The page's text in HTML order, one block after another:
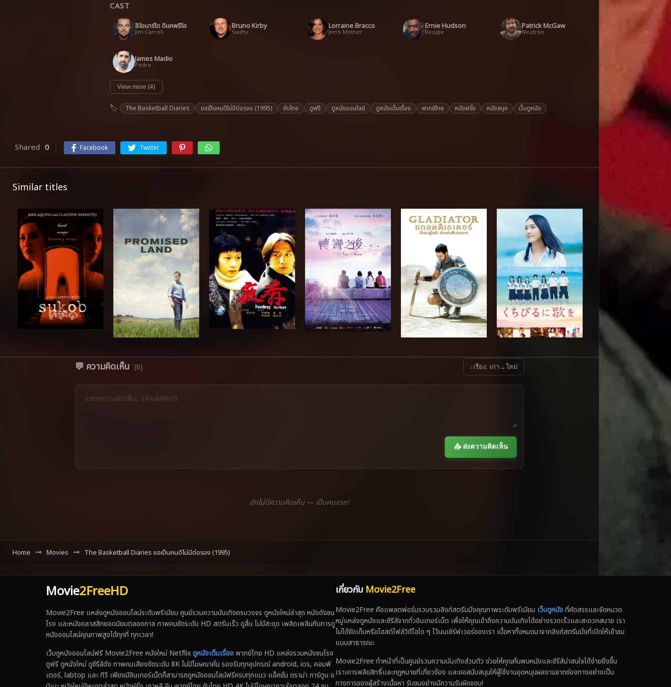
CAST
ลีโอนาร์โด ดิแคพรีโอ
Jim Carroll
Bruno Kirby
Swifty
Lorraine Bracco
Jim's Mother
Ernie Hudson
Reggie
Patrick McGaw
Neutron
James Madio
Pedro
View more (4)
The Basketball Diaries ขอเป็นคนดีไม่มีต่อรอง (1995) ซับไทย ดูฟรี ดูหนังออนไลน์ ดูหนังเต็มเรื่อง พากย์ไทย หนังฝรั่ง หนังสนุก เว็บดูหนัง
Shared 0 Facebook Twitter
Similar titles
💬 ความคิดเห็น (0) ↕ เรียง: เก่า→ใหม่
📤 ส่งความคิดเห็น
ยังไม่มีความคิดเห็น — เป็นคนแรก!
Home Movies The Basketball Diaries ขอเป็นคนดีไม่มีต่อรอง (1995)
Movie2FreeHD
Movie2Free แหล่งดูหนังออนไลน์ระดับพรีเมียม ศูนย์รวมความบันเทิงครบวงจร ดูหนังใหม่ล่าสุด หนังดังชน
โรง และหนังคลาสสิกยอดนิยมตลอดกาล ภาพคมชัดระดับ HD สตรีมเร็ว ดูลื่น ไม่มีสะดุด เพลิดเพลินกับการดู
หนังออนไลน์คุณภาพสูงได้ทุกที่ ทุกเวลา!
เว็บดูหนังออนไลน์ฟรี Movie2Free หนังใหม่ Netflixดูหนังเต็มเรื่องพากย์ไทย HD แหล่งรวมหนังชนโรง
ดูฟรี ดูหนังใหม่ ดูซีรีส์ดัง ภาพคมเสียงชัดระดับ 8K ไม่มีโฆษณาคั่น รองรับทุกอุปกรณ์ android, ios, คอมพิ
เตอร์, labtop และ ทีวี เพียงมีอินเทอร์เน็ตก็สามารถดูหนังออนไลน์ฟรีครบทุกแนว แอ็คชั่น ดราม่า การ์ตูน อ
เกี่ยวกับ Movie2Free
Movie2Free คือแพลตฟอร์มรวบรวมลิงก์สตรีมมิ่งคุณภาพระดับพรีเมียม เว็บดูหนังที่คัดสรรและจัดหมวด
หมู่แหล่งดูหนังและซีรีส์จากทั่วอินเทอร์เน็ต เพื่อให้คุณเข้าถึงความบันเทิงได้อย่างรวดเร็วและสะดวกสบาย เรา
ไม่ได้จัดเก็บหรือโฮสต์ไฟล์วิดีโอใด ๆ ไว้บนเซิร์ฟเวอร์ของเรา เนื้อหาทั้งหมดมาจากลิงก์สตรีมมิ่งที่เปิดให้เข้าชม
แบบสาธารณะ
Movie2Free ทำหน้าที่เป็นศูนย์รวมความบันเทิงส่วนตัว ช่วยให้คุณค้นพบหนังและซีรีส์น่าสนใจได้ง่ายยิ่งขึ้น
เราเคารพลิขสิทธิ์และกฎหมายที่เกี่ยวข้อง และขอสนับสนุนให้ผู้ใช้งานอุดหนุนผลงานจากช่องทางอย่างเป็น
ทางการของผู้สร้างเนื้อหา รับชมอย่างมีความรับผิดชอบ!